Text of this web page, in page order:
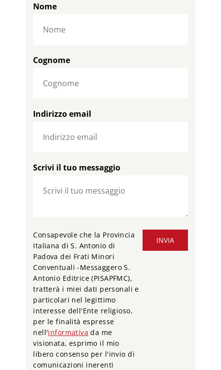
Nome
Cognome
Indirizzo email
Scrivi il tuo messaggio
INVIA
Consapevole che la Provincia
Italiana di S. Antonio di
Padova dei Frati Minori
Conventuali -Messaggero S.
Antonio Editrice (PISAPFMC),
tratterà i miei dati personali e
particolari nel legittimo
interesse dell'Ente religioso,
per le finalità espresse
nell'informativa da me
visionata, esprimo il mio
libero consenso per l'invio di
comunicazioni inerenti